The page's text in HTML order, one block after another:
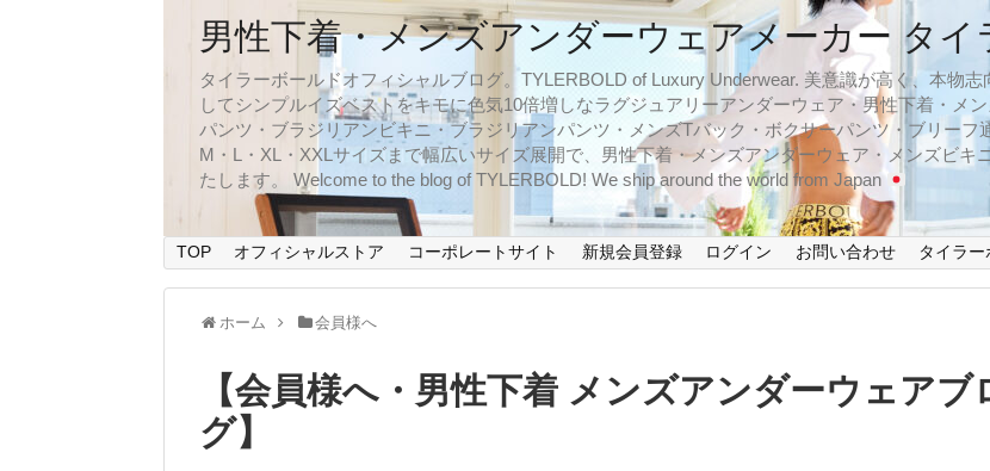
男性下着・メンズアンダーウェアメーカー タイ
タイラーボールドオフィシャルブログ。TYLERBOLD of Luxury Underwear. 美意識が高く、本物
してシンプルイズベストをキモに色気10倍増しなラグジュアリーアンダーウェア・男性下着・メ
パンツ・ブラジリアンビキニ・ブラジリアンパンツ・メンズTバック・ボクサーパンツ・ブリーフ
M・L・XL・XXLサイズまで幅広いサイズ展開で、男性下着・メンズアンダーウェア・メンズビキ
たします。 Welcome to the blog of TYLERBOLD! We ship around the world from Japan
TOP オフィシャルストア コーポレートサイト 新規会員登録 ログイン お問い合わせ タイラ
ホーム 会員様へ
【会員様へ・男性下着 メンズアンダーウェアブ
グ】